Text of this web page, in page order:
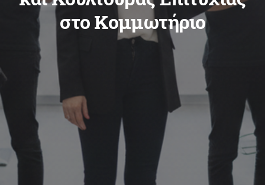
στο Κομμωτήριο